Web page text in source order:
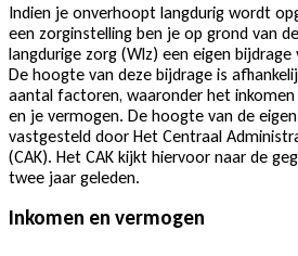
Indien je onverhoopt langdurig wordt
een zorginstelling ben je op grond van
langdurige zorg (Wlz) een eigen bijdrage
De hoogte van deze bijdrage is
aantal factoren, waaronder het
en je vermogen. De hoogte van de
vastgesteld door Het Centraal
(CAK). Het CAK kijkt hiervoor naar de
twee jaar geleden.
Inkomen en vermogen